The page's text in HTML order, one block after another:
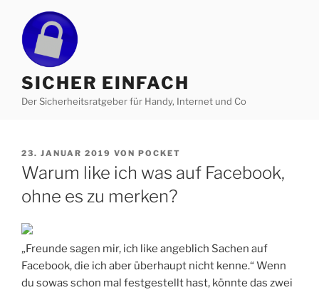
Inhalt
springen
SICHER EINFACH
Der Sicherheitsratgeber für Handy, Internet und Co
VERÖFFENTLICHT
AM
23. JANUAR 2019 VON POCKET
Warum like ich was auf Facebook,
ohne es zu merken?
„Freunde sagen mir, ich like angeblich Sachen auf
Facebook, die ich aber überhaupt nicht kenne.“ Wenn
du sowas schon mal festgestellt hast, könnte das zwei